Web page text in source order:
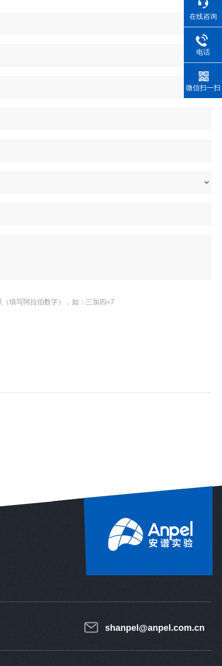
填写阿拉伯数字），如：三加四=7
shanpel@anpel.com.cn
在线咨询
电话
微信扫一扫